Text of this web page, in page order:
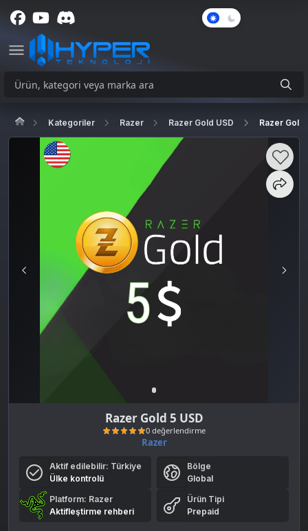
Kategoriler Razer Razer Gold USD Razer Gold
Razer Gold 5 USD
Razer
Aktif edilebilir: Türkiye
Ülke kontrolü
Bölge
Global
Platform: Razer
Aktifleştirme rehberi
Ürün Tipi
Prepaid